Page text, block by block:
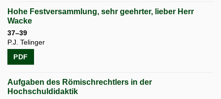
Hohe Festversammlung, sehr geehrter, lieber Herr
Wacke
37–39
P.J. Telinger
PDF
Aufgaben des Römischrechtlers in der
Hochschuldidaktik